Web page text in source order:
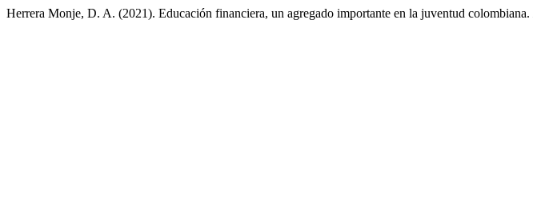
Herrera Monje, D. A. (2021). Educación financiera, un agregado importante en la juventud colombiana.